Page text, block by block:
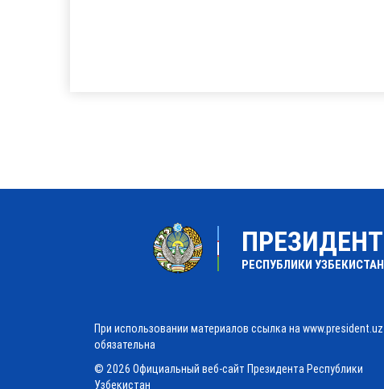
ПРЕЗИДЕНТ
РЕСПУБЛИКИ УЗБЕКИСТАН
При использовании материалов ссылка на www.president.uz
обязательна
© 2026 Официальный веб-сайт Президента Республики
Узбекистан